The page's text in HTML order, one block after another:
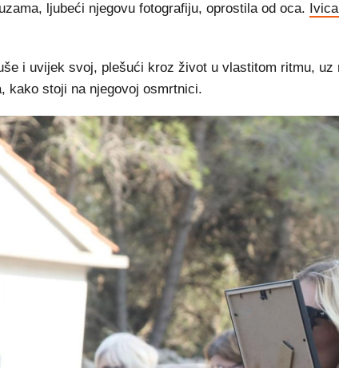
ljubeći njegovu fotografiju, oprostila od oca.
i uvijek svoj, plešući kroz život u vlastitom ritmu, uz
kako stoji na njegovoj osmrtnici.